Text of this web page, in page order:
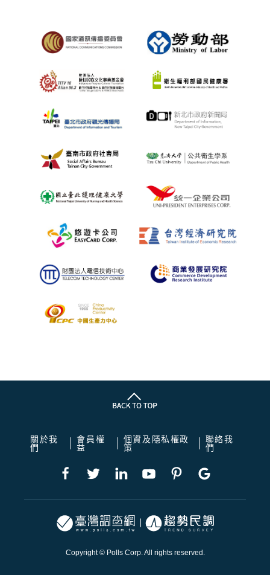
關於我
們
會員權
益
個資及隱私權政
策
聯絡我
們
Copyright © Polls Corp. All rights reserved.